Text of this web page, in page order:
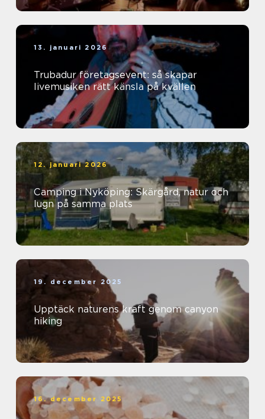
13. januari 2026
Trubadur företagsevent: så skapar
livemusiken rätt känsla på kvällen
12. januari 2026
Camping i Nyköping: Skärgård, natur och
lugn på samma plats
19. december 2025
Upptäck naturens kraft genom canyon
hiking
16. december 2025